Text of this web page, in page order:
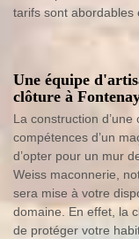
tarifs sont abordables
Une équipe
clôture à
La construction
compétences d’un
d’opter pour un mur
Weiss maconnerie,
sera mise à votre
domaine. En effet, la
de protéger votre